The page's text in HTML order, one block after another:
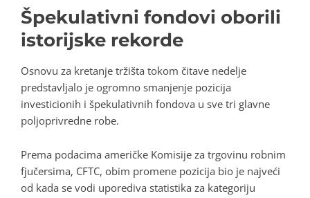
Špekulativni fondovi oborili
istorijske rekorde
Osnovu za kretanje tržišta tokom čitave nedelje
predstavljalo je ogromno smanjenje pozicija
investicionih i špekulativnih fondova u sve tri glavne
poljoprivredne robe.
Prema podacima američke Komisije za trgovinu robnim
fjučersima, CFTC, obim promene pozicija bio je najveći
od kada se vodi uporediva statistika za kategoriju